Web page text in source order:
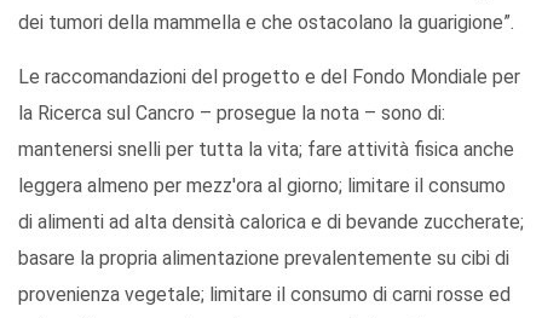
dei tumori della mammella e che ostacolano la guarigione”.
Le raccomandazioni del progetto e del Fondo Mondiale per
la Ricerca sul Cancro – prosegue la nota – sono di:
mantenersi snelli per tutta la vita; fare attività fisica anche
leggera almeno per mezz'ora al giorno; limitare il consumo
di alimenti ad alta densità calorica e di bevande zuccherate;
basare la propria alimentazione prevalentemente su cibi di
provenienza vegetale; limitare il consumo di carni rosse ed